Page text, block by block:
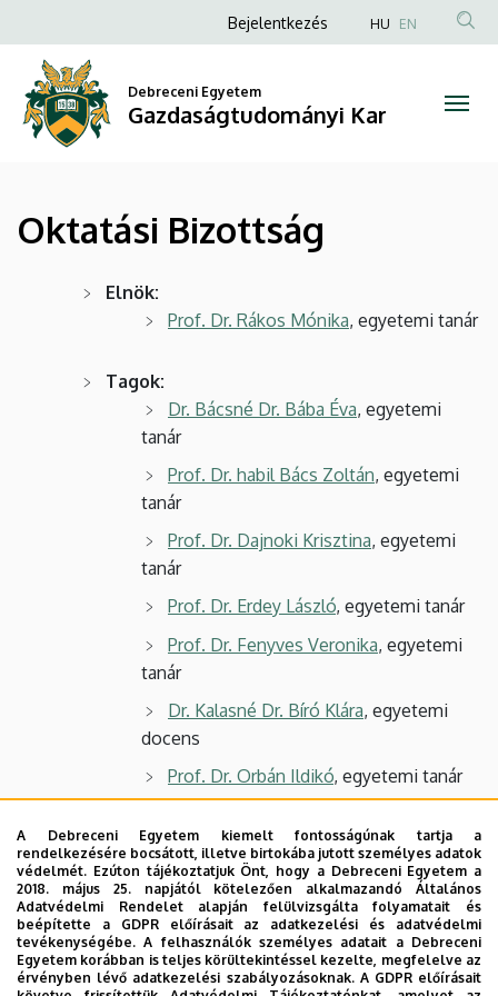
Bizottság
Gazdaságtudományi
Kar
a
tartalomra
Anonim
fiók
menüje
Bejelentkezés HU EN
Debreceni Egyetem
Gazdaságtudományi Kar
Oktatási Bizottság
Elnök:
Prof. Dr. Rákos Mónika, egyetemi tanár
Tagok:
Dr. Bácsné Dr. Bába Éva, egyetemi
tanár
Prof. Dr. habil Bács Zoltán, egyetemi
tanár
Prof. Dr. Dajnoki Krisztina, egyetemi
tanár
Prof. Dr. Erdey László, egyetemi tanár
Prof. Dr. Fenyves Veronika, egyetemi
tanár
Dr. Kalasné Dr. Bíró Klára, egyetemi
docens
Prof. Dr. Orbán Ildikó, egyetemi tanár
Prof. Dr. Szőllősi László, egyetemi
tanár
Prof. Dr. Szűcs István, egyetemi tanár
3 fő hallgató
A Debreceni Egyetem kiemelt fontosságúnak tartja a
rendelkezésére bocsátott, illetve birtokába jutott személyes adatok
védelmét. Ezúton tájékoztatjuk Önt, hogy a Debreceni Egyetem a
2018. május 25. napjától kötelezően alkalmazandó Általános
Adatvédelmi Rendelet alapján felülvizsgálta folyamatait és
beépítette a GDPR előírásait az adatkezelési és adatvédelmi
tevékenységébe. A felhasználók személyes adatait a Debreceni
Egyetem korábban is teljes körültekintéssel kezelte, megfelelve az
érvényben lévő adatkezelési szabályozásoknak. A GDPR előírásait